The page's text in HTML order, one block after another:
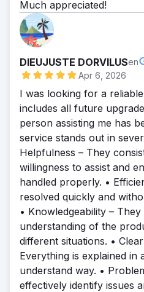
needed within the deadline.
Solución
Web Development
Successfully
Resultado
UI/UX - Front-End &
Done within the Deadline
Servicios
Diseño digital
Much appreciated!
DIEUJUSTE DORVILUSen
Apr 6, 2026
I was looking for a
includes all future
person assisting me has
service stands out in
Helpfulness – They
willingness to assist and
handled properly. •
resolved quickly and
• Knowledgeability –
understanding of the
different situations. •
Everything is explained in
understand way. •
effectively identify issues